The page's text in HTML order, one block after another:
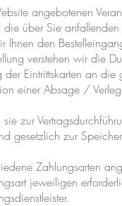
angebotenen
über Sie anfallenden
Ihnen den
verstehen wir die
der Eintrittskarten an
einer Absage /
zur
gesetzlich zur
Zahlungsarten
jeweiligen